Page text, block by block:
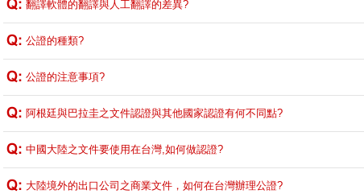
翻譯軟體的翻譯與人工翻譯的差異?
公證的種類?
公證的注意事項?
阿根廷與巴拉圭之文件認證與其他國家認證有何不同點?
中國大陸之文件要使用在台灣,如何做認證?
大陸境外的出口公司之商業文件，如何在台灣辦理公證?